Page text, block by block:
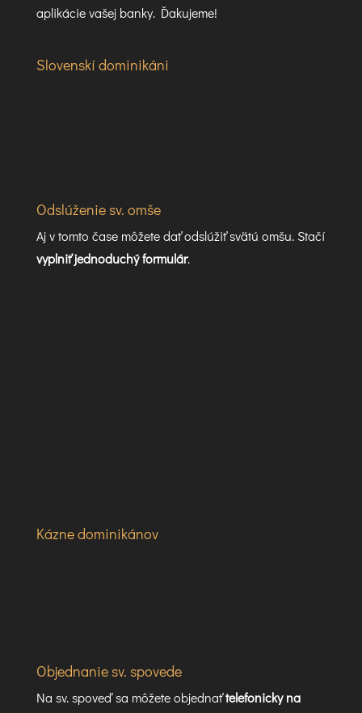
aplikácie vašej banky. Ďakujeme!
Slovenskí dominikáni
Odslúženie sv. omše
Aj v tomto čase môžete dať odslúžiť svätú omšu. Stačí
vyplniť jednoduchý formulár.
Kázne dominikánov
Objednanie sv. spovede
Na sv. spoveď sa môžete objednaťtelefonicky na